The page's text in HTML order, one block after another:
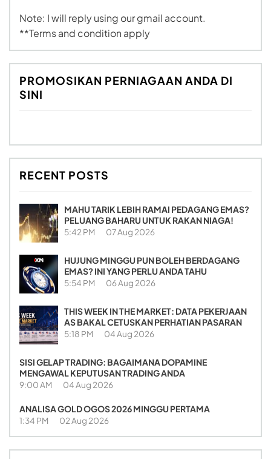
Note: I will reply using our gmail account.
**Terms and condition apply
PROMOSIKAN PERNIAGAAN ANDA DI
SINI
RECENT POSTS
MAHU TARIK LEBIH RAMAI PEDAGANG EMAS?
PELUANG BAHARU UNTUK RAKAN NIAGA!
5:42 PM 07 Aug 2026
HUJUNG MINGGU PUN BOLEH BERDAGANG
EMAS? INI YANG PERLU ANDA TAHU
5:54 PM 06 Aug 2026
THIS WEEK IN THE MARKET: DATA PEKERJAAN
AS BAKAL CETUSKAN PERHATIAN PASARAN
5:18 PM 04 Aug 2026
SISI GELAP TRADING: BAGAIMANA DOPAMINE
MENGAWAL KEPUTUSAN TRADING ANDA
9:00 AM 04 Aug 2026
ANALISA GOLD OGOS 2026 MINGGU PERTAMA
1:34 PM 02 Aug 2026